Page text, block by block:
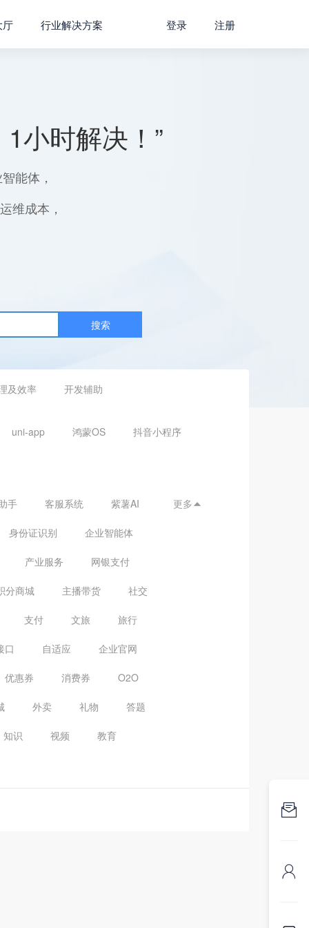
厅 行业解决方案 登录 注册
小时解决！”
能体，
维成本，
搜索
及效率 开发辅助
uni-app 鸿蒙OS 抖音小程序
手 客服系统 紫薯AI
身份证识别 企业智能体
产业服务 网银支付
分商城 主播带货 社交
支付 文旅 旅行
口 自适应 企业官网
优惠券 消费券 O2O
外卖 礼物 答题
知识 视频 教育
更多 

